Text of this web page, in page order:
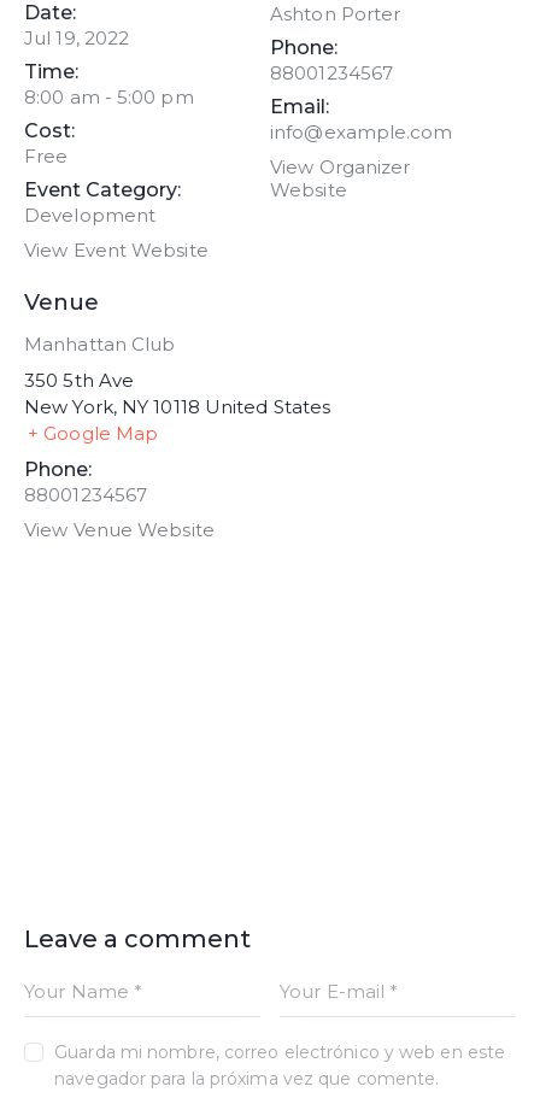
Date:
Jul 19, 2022
Time:
8:00 am - 5:00 pm
Cost:
Free
Event Category:
Development
View Event Website
Ashton Porter
Phone:
88001234567
Email:
info@example.com
View Organizer
Website
Venue
Manhattan Club
350 5th Ave
New York, NY 10118 United States
+ Google Map
Phone:
88001234567
View Venue Website
Leave a comment
Guarda mi nombre, correo electrónico y web en este
navegador para la próxima vez que comente.